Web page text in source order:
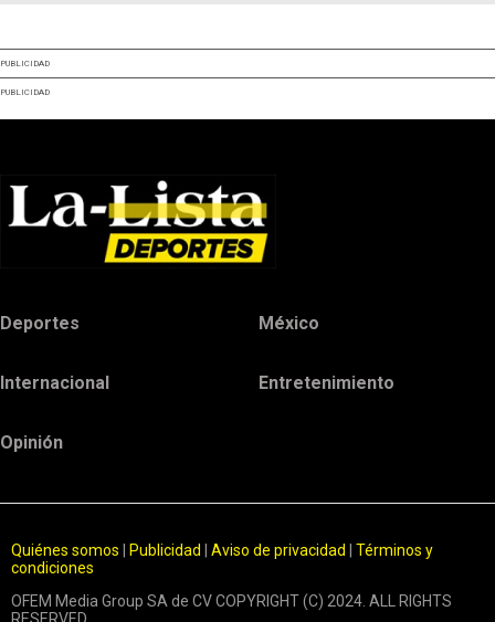
PUBLICIDAD
PUBLICIDAD
Deportes México
Internacional Entretenimiento
Opinión
Quiénes somos Publicidad Aviso de privacidad
Términos y
condiciones
OFEM Media Group SA de CV COPYRIGHT (C) 2024. ALL RIGHTS
RESERVED.